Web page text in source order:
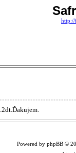
http://
Powered by phpBB ©